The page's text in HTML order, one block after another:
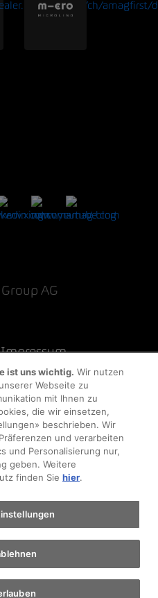
AG
Impressum
Hinweise
ist uns wichtig. Wir nutzen
Webseite zu
mit Ihnen zu
die wir einsetzen,
beschrieben. Wir
und verarbeiten
und Personalisierung nur,
geben. Weitere
finden Siehier.